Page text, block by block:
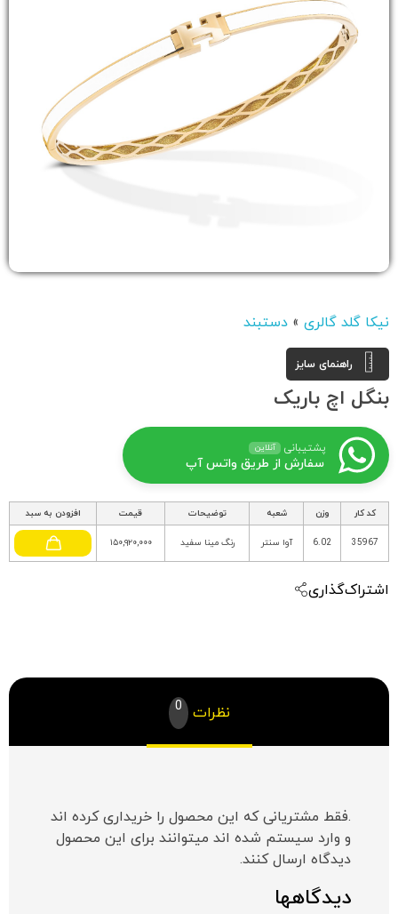
نیکا گلد گالری » دستبند
بنگل اچ باریک
راهنمای سایز
پشتیبانی آنلاین
سفارش از طریق واتس آپ
کد کار وزن شعبه توضیحات قیمت افزودن به سبد
35967
6.02 آوا سنتر رنگ مینا سفید ۱۵۰,۹۲۰,۰۰۰
اشتراک‌گذاری
نظرات 0
دیدگاهها
.فقط مشتریانی که این محصول را خریداری کرده اند
و وارد سیستم شده اند میتوانند برای این محصول
دیدگاه ارسال کنند.